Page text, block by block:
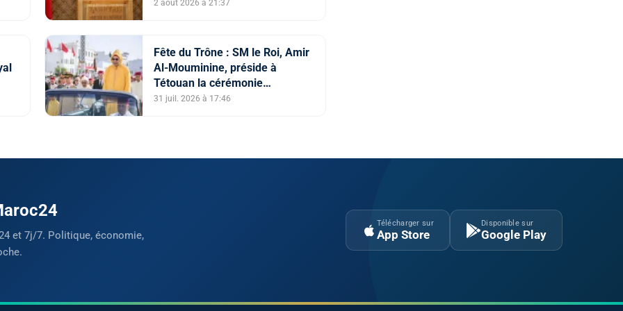
numérique et la diffusion
d'informations trompeuses
(Porte-parole du ministère de
l'Intérieur)
2 août 2026 à 21:37
Fête du Trône : SM le Roi, Amir
Al-Mouminine, préside à
Tétouan la cérémonie
d'allégeance
31 juil. 2026 à 17:46
et 7j/7. Politique, économie,
Télécharger sur
App Store
Disponible sur
Google Play